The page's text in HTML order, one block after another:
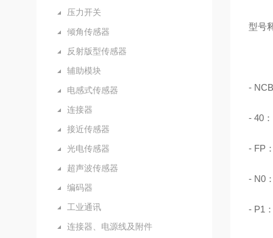
压力开关
倾角传感器
反射版型传感器
辅助模块
电感式传感器
连接器
接近传感器
光电传感器
超声波传感器
编码器
工业通讯
连接器、电源线及附件
型号
-
- 40
- FP
- N0
- P1